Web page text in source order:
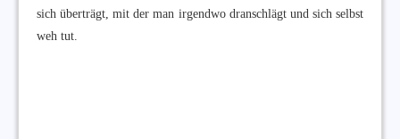
sich überträgt, mit der man irgendwo dranschlägt und sich selbst
weh tut.